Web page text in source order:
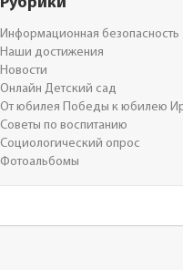
Информационная безопасность
Наши достижения
Новости
Онлайн Детский сад
От юбилея Победы к юбилею
Советы по воспитанию
Социологический опрос
Фотоальбомы